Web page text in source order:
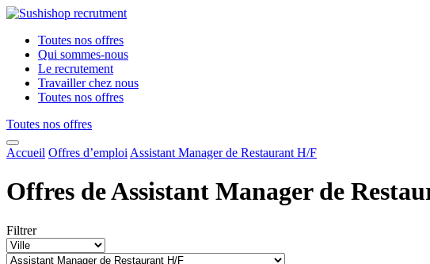
Toutes nos offres
Qui sommes-nous
Le recrutement
Travailler chez nous
Toutes nos offres
Toutes nos offres
Accueil Offres d’emploi Assistant Manager de Restaurant H/F
Offres de Assistant Manager de
Filtrer